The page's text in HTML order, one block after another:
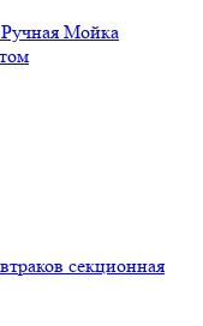
Мойка
секционная